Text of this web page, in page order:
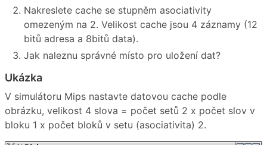
Nakreslete cache se stupněm asociativity
omezeným na 2. Velikost cache jsou 4 záznamy (12
bitů adresa a 8bitů data).
Jak naleznu správné místo pro uložení dat?
Ukázka
V simulátoru Mips nastavte datovou cache podle
obrázku, velikost 4 slova = počet setů 2 x počet slov v
bloku 1 x počet bloků v setu (asociativita) 2.